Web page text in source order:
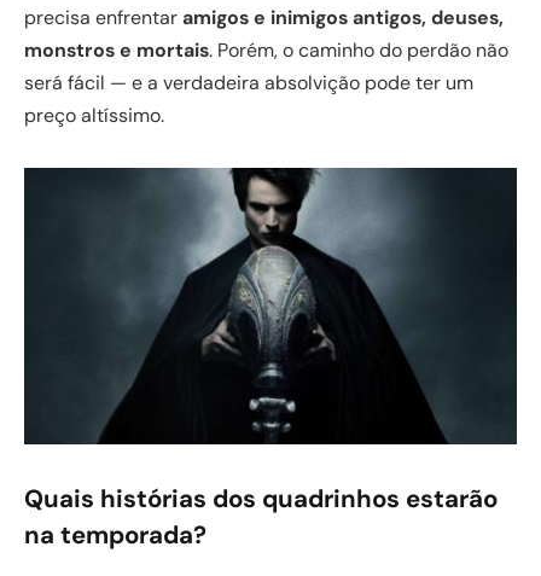
precisa enfrentaramigos e inimigos antigos, deuses,
monstros e mortais. Porém, o caminho do perdão não
será fácil — e a verdadeira absolvição pode ter um
preço altíssimo.
Quais histórias dos quadrinhos estarão
na temporada?